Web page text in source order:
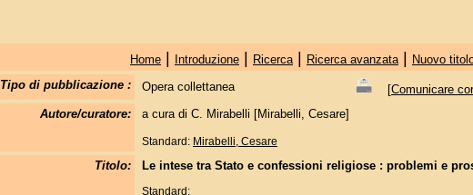
Home| Introduzione| Ricerca| Ricerca avanzata| Nuovo
Tipo di pubblicazione :
Opera collettanea [Comunicare
Autore/curatore:
a cura di C. Mirabelli [Mirabelli, Cesare]
Standard: Mirabelli, Cesare
Titolo: Le intese tra Stato e confessioni religiose : problemi e
Standard: